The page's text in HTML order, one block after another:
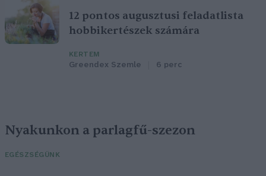
12 pontos augusztusi feladatlista
hobbikertészek számára
KERTEM
Greendex Szemle 6 perc
Nyakunkon a parlagfű-szezon
EGÉSZSÉGÜNK